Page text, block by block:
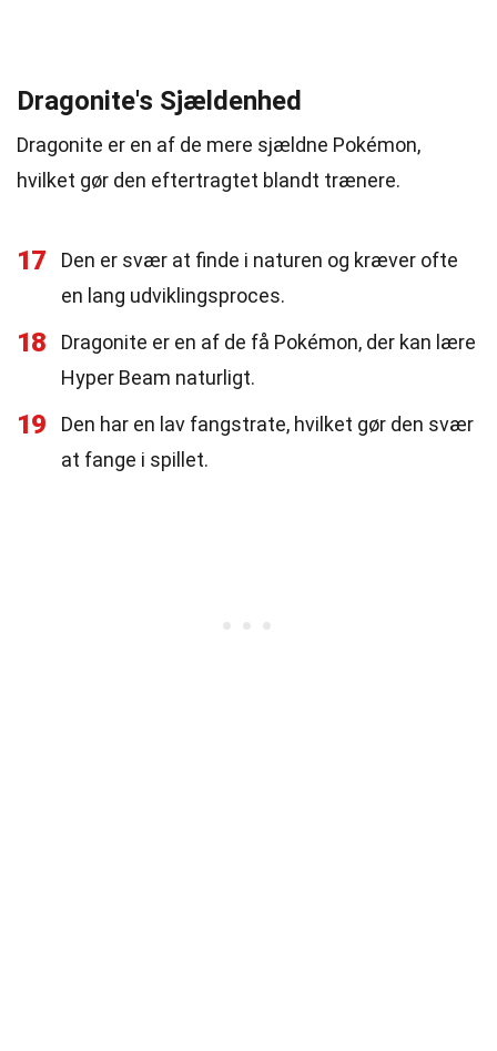
Dragonite's Sjældenhed
Dragonite er en af de mere sjældne Pokémon,
hvilket gør den eftertragtet blandt trænere.
17
Den er svær at finde i naturen og kræver ofte
en lang udviklingsproces.
18
Dragonite er en af de få Pokémon, der kan lære
Hyper Beam naturligt.
19
Den har en lav fangstrate, hvilket gør den svær
at fange i spillet.